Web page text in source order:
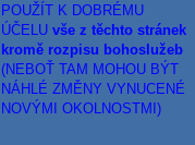
POUŽÍT K DOBRÉMU
ÚČELU vše z těchto stránek
kromě rozpisu bohoslužeb
(NEBOŤ TAM MOHOU BÝT
NÁHLÉ ZMĚNY VYNUCENÉ
NOVÝMI OKOLNOSTMI)